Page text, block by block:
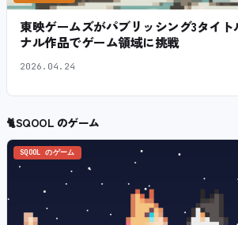
東映ゲームズがパブリッシング3タイ
ナル作品でゲーム領域に挑戦
2026.04.24
🐈SQOOL のゲーム
SQOOL のゲーム